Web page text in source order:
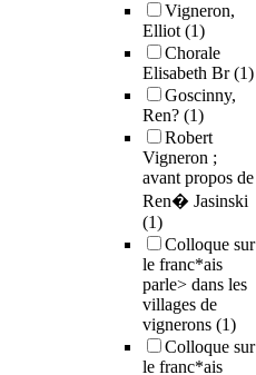
Vigneron,
Elliot(1)
Chorale
Elisabeth Br(1)
Goscinny,
Ren? (1)
Robert
Vigneron ;
avant propos de
Ren� Jasinski
(1)
Colloque sur
le franc*ais
parle> dans les
villages de
vignerons (1)
Colloque sur
le franc*ais